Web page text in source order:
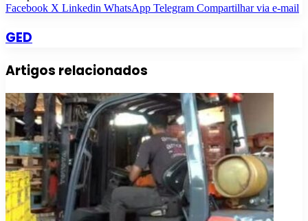
Facebook X Linkedin WhatsApp Telegram Compartilhar via e-mail
GED
Artigos relacionados